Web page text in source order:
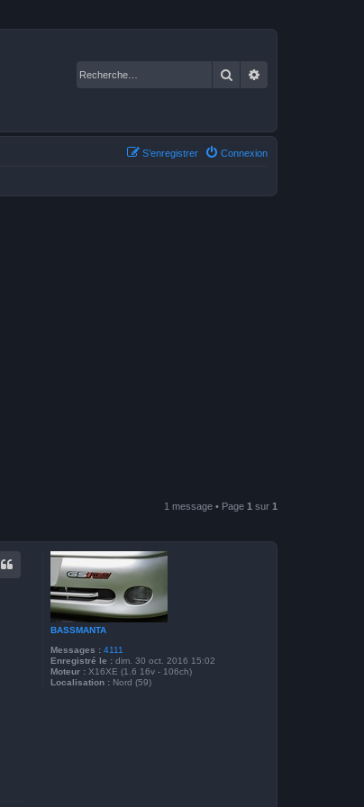
Rechercher
Connexion
S’enregistrer
1 message • Page 1 sur 1
BASSMANTA
Messages : 4111
Enregistré le : dim. 30 oct. 2016 15:02
Moteur : X16XE (1.6 16v - 106ch)
Localisation : Nord (59)